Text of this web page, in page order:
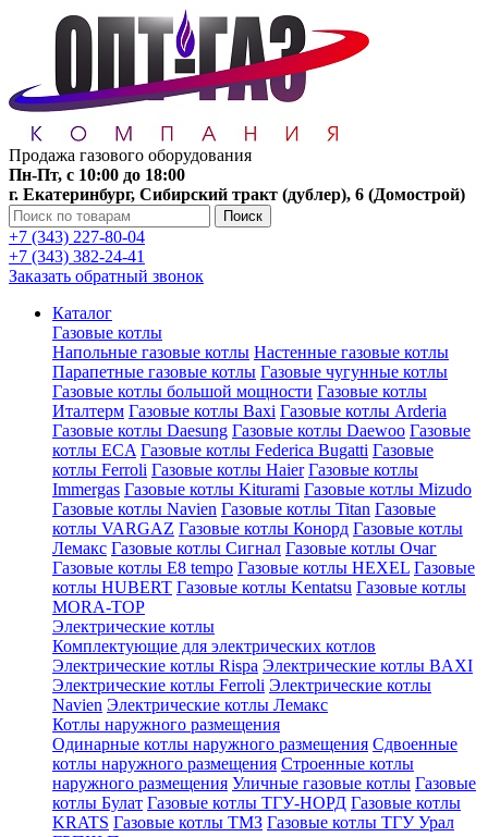
Продажа газового оборудования
Пн-Пт, с 10:00 до 18:00
г. Екатеринбург, Сибирский тракт (дублер), 6 (Домострой)
Поиск
+7 (343) 227-80-04
+7 (343) 382-24-41
Заказать обратный звонок
Каталог
Газовые котлы
Напольные газовые котлы Настенные газовые котлы
Парапетные газовые котлы Газовые чугунные котлы
Газовые котлы большой мощности Газовые котлы
Италтерм Газовые котлы Baxi Газовые котлы Arderia
Газовые котлы Daesung Газовые котлы Daewoo Газовые
котлы ECA Газовые котлы Federica Bugatti Газовые
котлы Ferroli Газовые котлы Haier Газовые котлы
Immergas Газовые котлы Kiturami Газовые котлы Mizudo
Газовые котлы Navien Газовые котлы Titan Газовые
котлы VARGAZ Газовые котлы Конорд Газовые котлы
Лемакс Газовые котлы Сигнал Газовые котлы Очаг
Газовые котлы E8 tempo Газовые котлы HEXEL Газовые
котлы HUBERT Газовые котлы Kentatsu Газовые котлы
MORA-TOP
Электрические котлы
Комплектующие для электрических котлов
Электрические котлы Rispa Электрические котлы BAXI
Электрические котлы Ferroli Электрические котлы
Navien Электрические котлы Лемакс
Котлы наружного размещения
Одинарные котлы наружного размещения Сдвоенные
котлы наружного размещения Строенные котлы
наружного размещения Уличные газовые котлы Газовые
котлы Булат Газовые котлы ТГУ-НОРД Газовые котлы
KRATS Газовые котлы ТМЗ Газовые котлы ТГУ Урал